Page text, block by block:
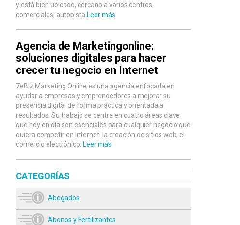
y está bien ubicado, cercano a varios centros
comerciales, autopista Leer más
Agencia de Marketingonline:
soluciones digitales para hacer
crecer tu negocio en Internet
7eBiz Marketing Online es una agencia enfocada en
ayudar a empresas y emprendedores a mejorar su
presencia digital de forma práctica y orientada a
resultados. Su trabajo se centra en cuatro áreas clave
que hoy en día son esenciales para cualquier negocio que
quiera competir en Internet: la creación de sitios web, el
comercio electrónico, Leer más
CATEGORÍAS
Abogados
Abonos y Fertilizantes